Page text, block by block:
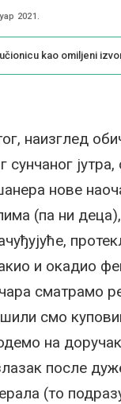
2021.
kao omiljeni
наизглед
сунчаног
нове
(па ни
и окадио
сматрамо
смо
на
после
(то